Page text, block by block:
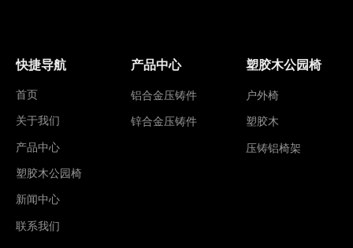
快捷导航
首页
关于我们
产品中心
塑胶木公园椅
新闻中心
联系我们
产品中心
铝合金压铸件
锌合金压铸件
塑胶木公园椅
户外椅
塑胶木
压铸铝椅架